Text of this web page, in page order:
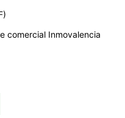
comercial Inmovalencia